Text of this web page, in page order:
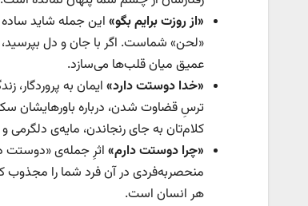
«از روزت برایم بگو» این جمله شاید
«لحن» شماست. اگر با جان و دل
عمیق میان قلب‌ها می‌سازد.
«خدا دوستت دارد» ایمان به
ترسِ قضاوت شدن، درباره باورهایشان
کلام‌تان به جای رنجاندن، مایه‌ی دلگرمی
«چرا دوستت دارم» اثرِ جمله‌ی «دوستت
منحصربه‌فردی در آن فرد شما را مجذوب
هر انسان است.